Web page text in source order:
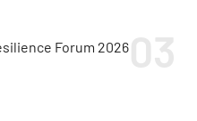
Forum 2026